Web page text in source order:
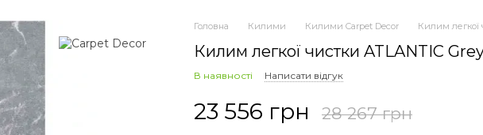
Головна Килими Килими Carpet Decor Килим легкої
Килим легкої чистки ATLANTIC
В наявності Написати відгук
23 556 грн 28 267 грн